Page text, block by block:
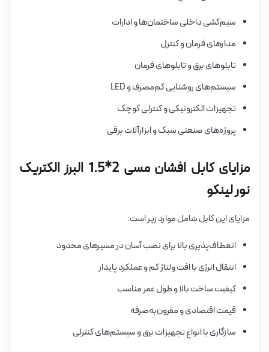
سیم‌کشی داخلی ساختمان‌ها و ادارات
مدارهای فرمان و کنترل
تابلوهای برق و تابلوهای فرمان
سیستم‌های روشنایی کم‌مصرف و LED
تجهیزات الکترونیکی و کنترلی کوچک
پروژه‌های صنعتی سبک و ابزارآلات برقی
مزایای کابل افشان مسی 2*1.5 البرز الکتریک
نور لینکو
مزایای این کابل شامل موارد زیر است:
انعطاف‌پذیری بالا برای نصب آسان در مسیرهای محدود
انتقال انرژی با افت ولتاژ کم و عملکرد پایدار
کیفیت ساخت بالا و طول عمر مناسب
قیمت اقتصادی و مقرون‌به‌صرفه
سازگاری با انواع تجهیزات برق و سیستم‌های کنترلی